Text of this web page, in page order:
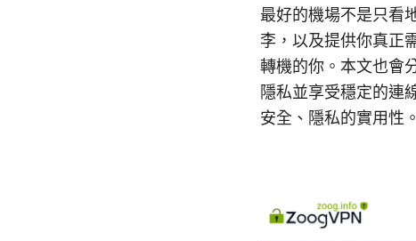
最好的機場不是只看
李，以及提供你真正
轉機的你。本文也會
隱私並享受穩定的連
安全、隱私的實用性。